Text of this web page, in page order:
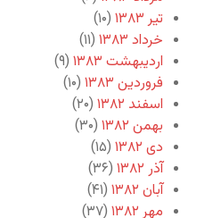
تیر ۱۳۸۳
(۱۰)
خرداد ۱۳۸۳
(۱۱)
اردیبهشت ۱۳۸۳
(۹)
فروردین ۱۳۸۳
(۱۰)
اسفند ۱۳۸۲
(۲۰)
بهمن ۱۳۸۲
(۳۰)
دی ۱۳۸۲
(۱۵)
آذر ۱۳۸۲
(۳۶)
آبان ۱۳۸۲
(۴۱)
مهر ۱۳۸۲
(۳۷)